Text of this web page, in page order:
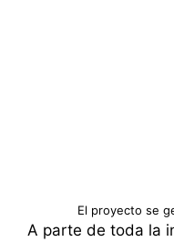
El proyecto se
A parte de toda la